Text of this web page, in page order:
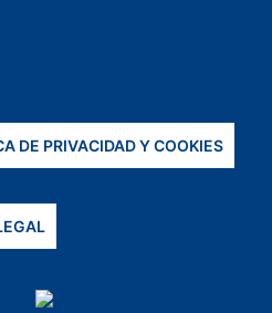
DE PRIVACIDAD Y COOKIES